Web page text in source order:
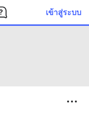
เข้าสู่ระบบ